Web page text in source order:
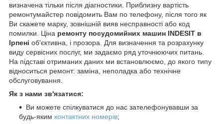
визначена тільки після діагностики. Приблизну вартість
ремонтумайстер повідомить Вам по телефону, після того як
Ви скажете марку, зовнішній вияв несправності або код
помилки. Ціна ремонту посудомийних машин INDESIT в
Ірпені об'єктивна, і прозора. Для визначення та розрахунку
виду сервісних послуг, ми задаємо ряд уточнюючих питань.
На підставі отриманих даних ми встановлюємо, до якого типу
відноситься ремонт: заміна, неполадка або технічне
обслуговування.
Як з нами зв'язатися:
Ви можете спілкуватися до нас зателефонувавши за
будь-яким контактних номерів;